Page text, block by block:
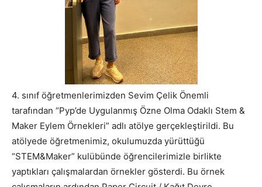
4. sınıf öğretmenlerimizden Sevim Çelik Önemli
tarafından “Pyp’de Uygulanmış Özne Olma Odaklı Stem &
Maker Eylem Örnekleri” adlı atölye gerçekleştirildi. Bu
atölyede öğretmenimiz, okulumuzda yürüttüğü
“STEM&Maker” kulübünde öğrencilerimizle birlikte
yaptıkları çalışmalardan örnekler gösterdi. Bu örnek